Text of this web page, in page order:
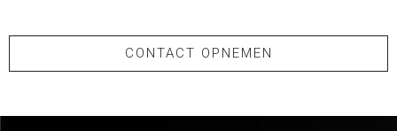
CONTACT OPNEMEN